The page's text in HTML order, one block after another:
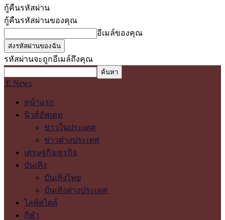
กู้คืนรหัสผ่าน
กู้คืนรหัสผ่านของคุณ
อีเมล์ของคุณ
รหัสผ่านจะถูกอีเมล์ถึงคุณ
E News
หน้าแรก
นิวส์อัพเดท
ข่าวในประเทศ
ข่าวต่างประเทศ
เศรษฐกิจ/ธุรกิจ
บันเทิง
บันเทิงไทย
บันเทิงต่างประเทศ
ไลฟ์สไตล์
กีฬา